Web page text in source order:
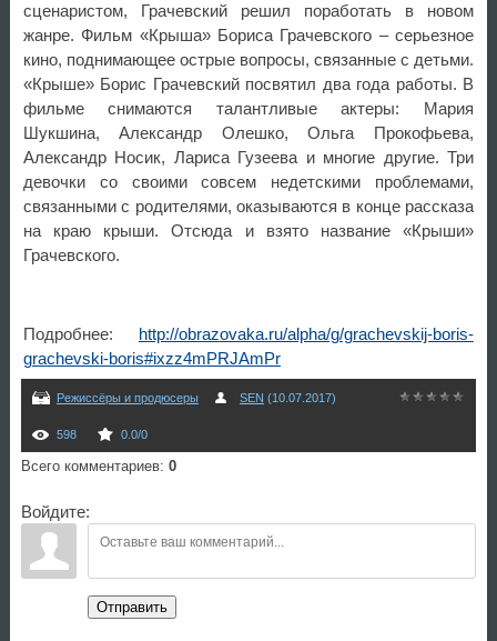
сценаристом, Грачевский решил поработать в новом
жанре. Фильм «Крыша» Бориса Грачевского – серьезное
кино, поднимающее острые вопросы, связанные с детьми.
«Крыше» Борис Грачевский посвятил два года работы. В
фильме снимаются талантливые актеры: Мария
Шукшина, Александр Олешко, Ольга Прокофьева,
Александр Носик, Лариса Гузеева и многие другие. Три
девочки со своими совсем недетскими проблемами,
связанными с родителями, оказываются в конце рассказа
на краю крыши. Отсюда и взято название «Крыши»
Грачевского.
Подробнее:
http://obrazovaka.ru/alpha/g/grachevskij-boris-
grachevski-boris#ixzz4mPRJAmPr
Режиссёры и продюсеры SEN (10.07.2017)
598 0.0/0
Всего комментариев: 0
Войдите:
Отправить